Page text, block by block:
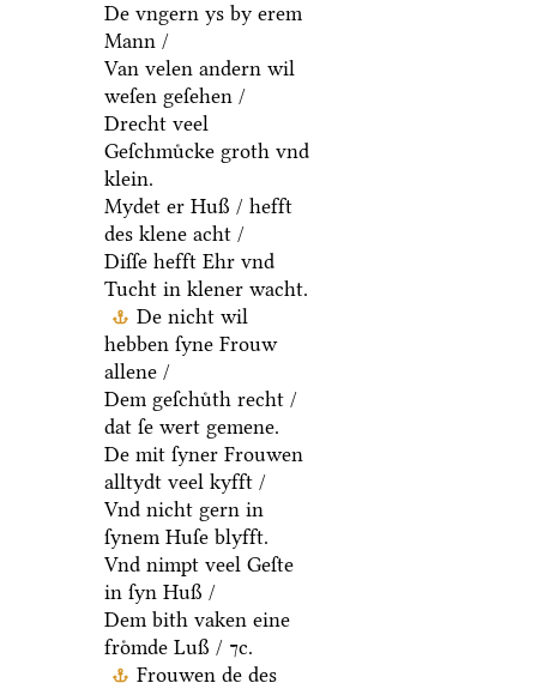
De vngern ys by erem
Mann /
Van velen andern wil
weſen geſehen /
Drecht veel
Geſchmuͤcke groth vnd
klein.
Mydet er Huß / hefft
des klene acht /
Diſſe hefft Ehr vnd
Tucht in klener wacht.
De nicht wil
hebben ſyne Frouw
allene /
Dem geſchuͤth recht /
dat ſe wert gemene.
De mit ſyner Frouwen
alltydt veel kyfft /
Vnd nicht gern in
ſynem Huſe blyfft.
Vnd nimpt veel Geſte
in ſyn Huß /
Dem bith vaken eine
froͤmde Luß / ⁊c.
Frouwen de des